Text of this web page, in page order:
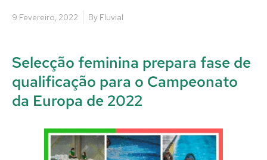
9 Fevereiro, 2022 By Fluvial
Selecção feminina prepara fase de
qualificação para o Campeonato
da Europa de 2022